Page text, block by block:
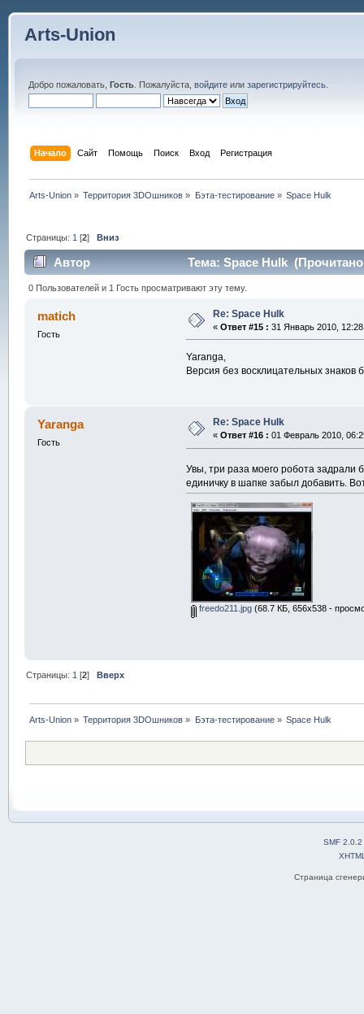
Arts-Union
Добро пожаловать, Гость. Пожалуйста, войдитеили зарегистрируйтесь.
Начало Сайт Помощь Поиск Вход Регистрация
Arts-Union » Территория 3DOшников » Бэта-тестирование» Space Hulk
Страницы: 1 [2]Вниз
Автор Тема: Space Hulk (Прочитано
0 Пользователей и 1 Гость просматривают эту тему.
matich
Гость
Re: Space Hulk
« Ответ #15 : 31 Январь 2010,
Yaranga,
Версия без восклицательных знаков
Yaranga
Гость
Re: Space Hulk
« Ответ #16 : 01 Февраль 2010,
Увы, три раза моего робота задрали
единичку в шапке забыл добавить.
freedo211.jpg(68.7 КБ, 656x538 -
Страницы: 1 [2]Вверх
Arts-Union » Территория 3DOшников » Бэта-тестирование» Space Hulk
SMF 2.0.2
Страница